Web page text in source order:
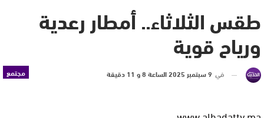
طقس الثلاثاء.. أمطار رعدية
ورياح قوية
مجتمع في 9 سبتمبر 2025 الساعة 8 و 11 دقيقة